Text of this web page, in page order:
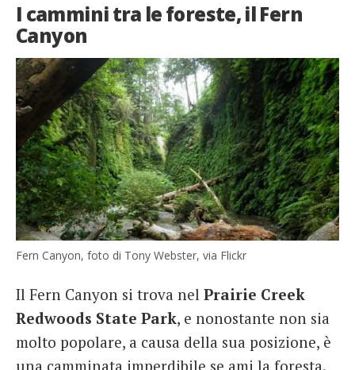
I cammini tra le foreste, il Fern
Canyon
Fern Canyon, foto di Tony Webster, via Flickr
Il Fern Canyon si trova nel Prairie Creek
Redwoods State Park, e nonostante non sia
molto popolare, a causa della sua posizione, è
una camminata imperdibile se ami la foresta.